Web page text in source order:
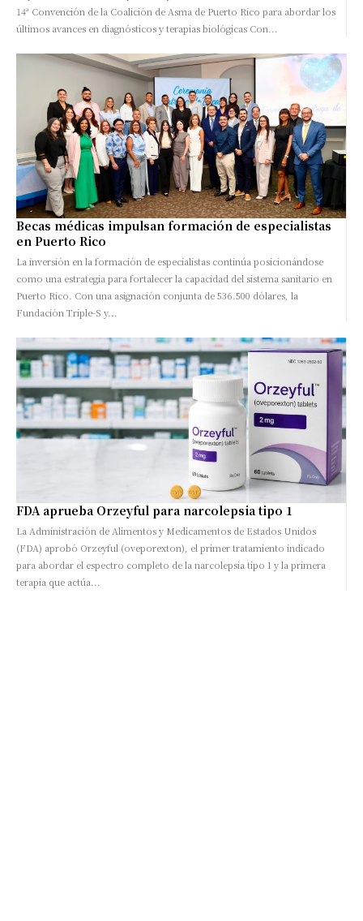
14ª Convención de la Coalición de Asma de Puerto Rico para abordar los
últimos avances en diagnósticos y terapias biológicas Con...
Becas médicas impulsan formación de especialistas
en Puerto Rico
La inversión en la formación de especialistas continúa posicionándose
como una estrategia para fortalecer la capacidad del sistema sanitario en
Puerto Rico. Con una asignación conjunta de 536.500 dólares, la
Fundación Triple-S y...
FDA aprueba Orzeyful para narcolepsia tipo 1
La Administración de Alimentos y Medicamentos de Estados Unidos
(FDA) aprobó Orzeyful (oveporexton), el primer tratamiento indicado
para abordar el espectro completo de la narcolepsia tipo 1 y la primera
terapia que actúa...